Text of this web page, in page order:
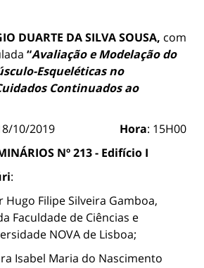
DUARTE DA SILVA SOUSA, com
“Avaliação e Modelação do
Esqueléticas no
Continuados ao
18/10/2019 Hora: 15H00
Nº 213 - Edifício I
:
Hugo Filipe Silveira Gamboa,
Faculdade de Ciências e
NOVA de Lisboa;
Isabel Maria do Nascimento